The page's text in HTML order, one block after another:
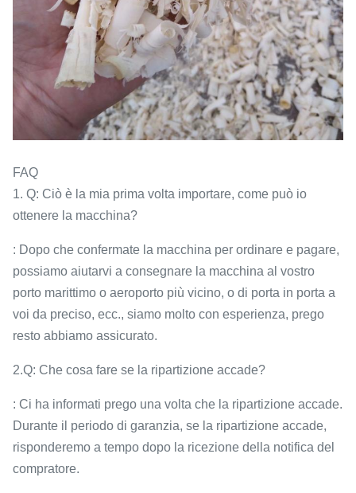
FAQ
1. Q: Ciò è la mia prima volta importare, come può io
ottenere la macchina?
: Dopo che confermate la macchina per ordinare e pagare,
possiamo aiutarvi a consegnare la macchina al vostro
porto marittimo o aeroporto più vicino, o di porta in porta a
voi da preciso, ecc., siamo molto con esperienza, prego
resto abbiamo assicurato.
2.Q: Che cosa fare se la ripartizione accade?
: Ci ha informati prego una volta che la ripartizione accade.
Durante il periodo di garanzia, se la ripartizione accade,
risponderemo a tempo dopo la ricezione della notifica del
compratore.